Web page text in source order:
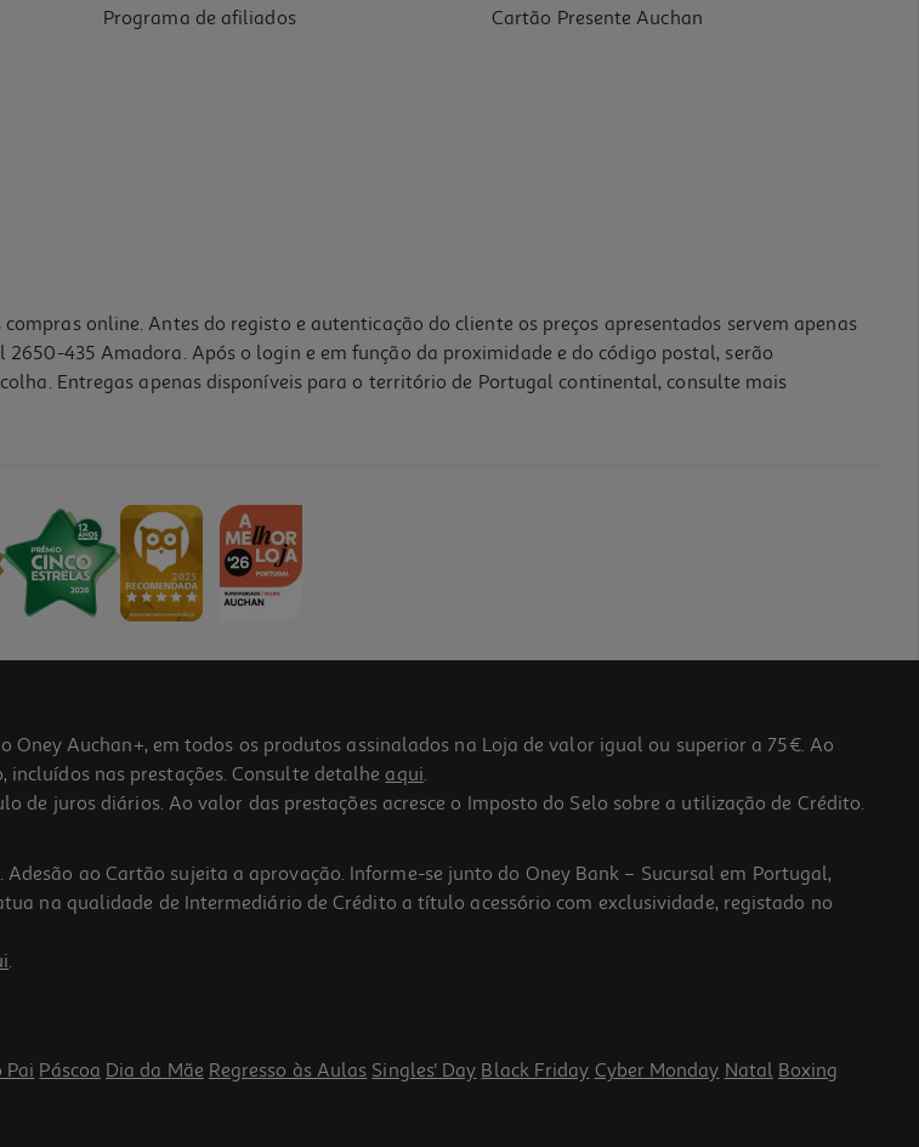
Programa de afiliados
Cartão Presente Auchan
online. Antes do registo e autenticação do cliente os preços apresentados servem apenas
435 Amadora. Após o login e em função da proximidade e do código postal, serão
Entregas apenas disponíveis para o território de Portugal continental, consulte mais
Auchan+, em todos os produtos assinalados na Loja de valor igual ou superior a 75€. Ao
nas prestações. Consulte detalhe aqui.
juros diários. Ao valor das prestações acresce o Imposto do Selo sobre a utilização de Crédito.
ao Cartão sujeita a aprovação. Informe-se junto do Oney Bank – Sucursal em Portugal,
na qualidade de Intermediário de Crédito a título acessório com exclusividade, registado no
.
Pai Páscoa Dia da Mãe Regresso às Aulas Singles' Day Black Friday Cyber Monday Natal Boxing